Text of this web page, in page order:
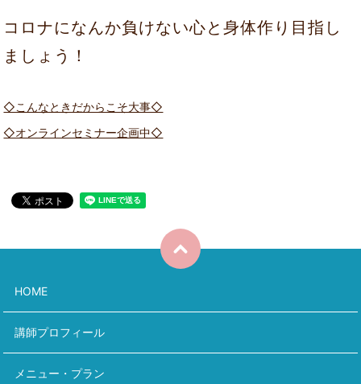
コロナになんか負けない心と身体作り目指し
ましょう！
◇こんなときだからこそ大事◇
◇オンラインセミナー企画中◇
HOME
講師プロフィール
メニュー・プラン